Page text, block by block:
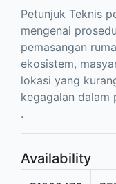
Petunjuk Teknis
mengenai
pemasangan
ekosistem,
lokasi yang
kegagalan dalam
.
Availability